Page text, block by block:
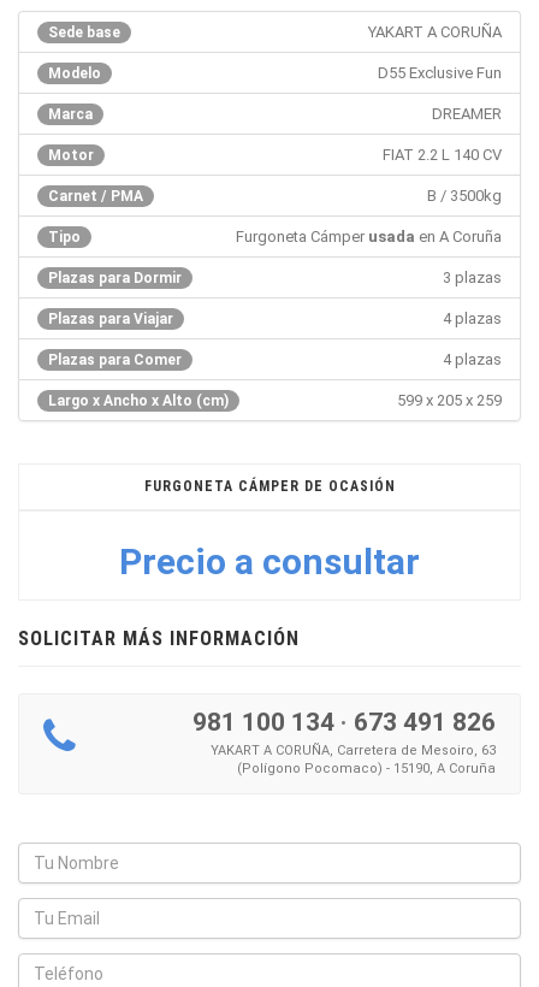
Sede base YAKART A CORUÑA
Modelo D55 Exclusive Fun
Marca DREAMER
Motor FIAT 2.2 L 140 CV
Carnet / PMA B / 3500kg
Tipo Furgoneta Cámper usada en A Coruña
Plazas para Dormir 3 plazas
Plazas para Viajar 4 plazas
Plazas para Comer 4 plazas
Largo x Ancho x Alto (cm) 599 x 205 x 259
FURGONETA CÁMPER DE OCASIÓN
Precio a consultar
SOLICITAR MÁS INFORMACIÓN
981 100 134 · 673 491 826
YAKART A CORUÑA, Carretera de Mesoiro, 63
(Polígono Pocomaco) - 15190, A Coruña